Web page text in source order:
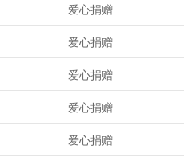
爱心捐赠
爱心捐赠
爱心捐赠
爱心捐赠
爱心捐赠